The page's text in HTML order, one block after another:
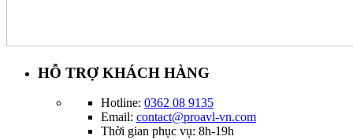
HỖ TRỢ KHÁCH HÀNG
Hotline: 0362 08 9135
Email: contact@proavl-vn.com
Thời gian phục vụ: 8h-19h